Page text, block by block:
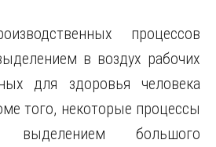
процессов
в воздух рабочих
для здоровья человека
того, некоторые процессы
выделением большого